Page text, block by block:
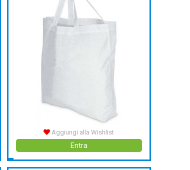
Aggiungi alla Wishlist
Entra